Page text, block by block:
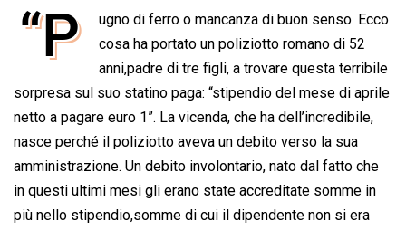
c
o
o
k
a
t
s
A
p
p
n
k
e
d
I
n
r
e
a
d
s
a
i
l
p
y
L
i
n
k
i
n
t
“P
ugno di ferro o mancanza di buon senso. Ecco
cosa ha portato un poliziotto romano di 52
anni,padre di tre figli, a trovare questa terribile
sorpresa sul suo statino paga: “stipendio del mese di aprile
netto a pagare euro 1”. La vicenda, che ha dell’incredibile,
nasce perché il poliziotto aveva un debito verso la sua
amministrazione. Un debito involontario, nato dal fatto che
in questi ultimi mesi gli erano state accreditate somme in
più nello stipendio,somme di cui il dipendente non si era